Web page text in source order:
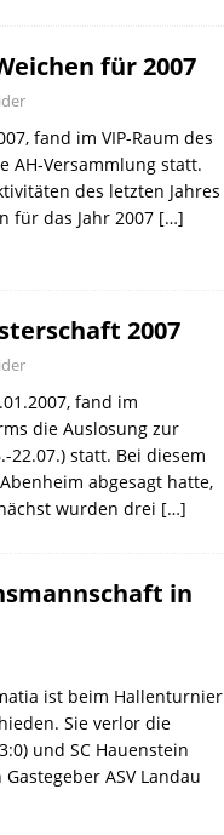
für 2007
fand im VIP-Raum des
AH-Versammlung statt.
des letzten Jahres
für das Jahr 2007 […]
2007
fand im
die Auslosung zur
22.07.) statt. Bei diesem
abgesagt hatte,
wurden drei […]
in
ist beim Hallenturnier
Sie verlor die
und SC Hauenstein
ASV Landau